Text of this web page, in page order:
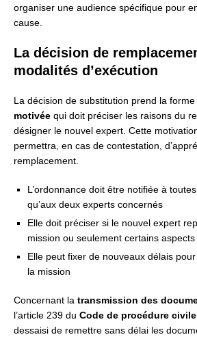
organiser une audience spécifique pour
cause.
La décision de
modalités d’exécution
La décision de substitution prend la forme
motivée qui doit préciser les raisons du
désigner le nouvel expert. Cette
permettra, en cas de contestation,
remplacement.
L’ordonnance doit être notifiée à
qu’aux deux experts concernés
Elle doit préciser si le nouvel expert
mission ou seulement certains aspects
Elle peut fixer de nouveaux délais
la mission
Concernant la transmission des
l’article 239 du Code de procédure civile
dessaisi de remettre sans délai les